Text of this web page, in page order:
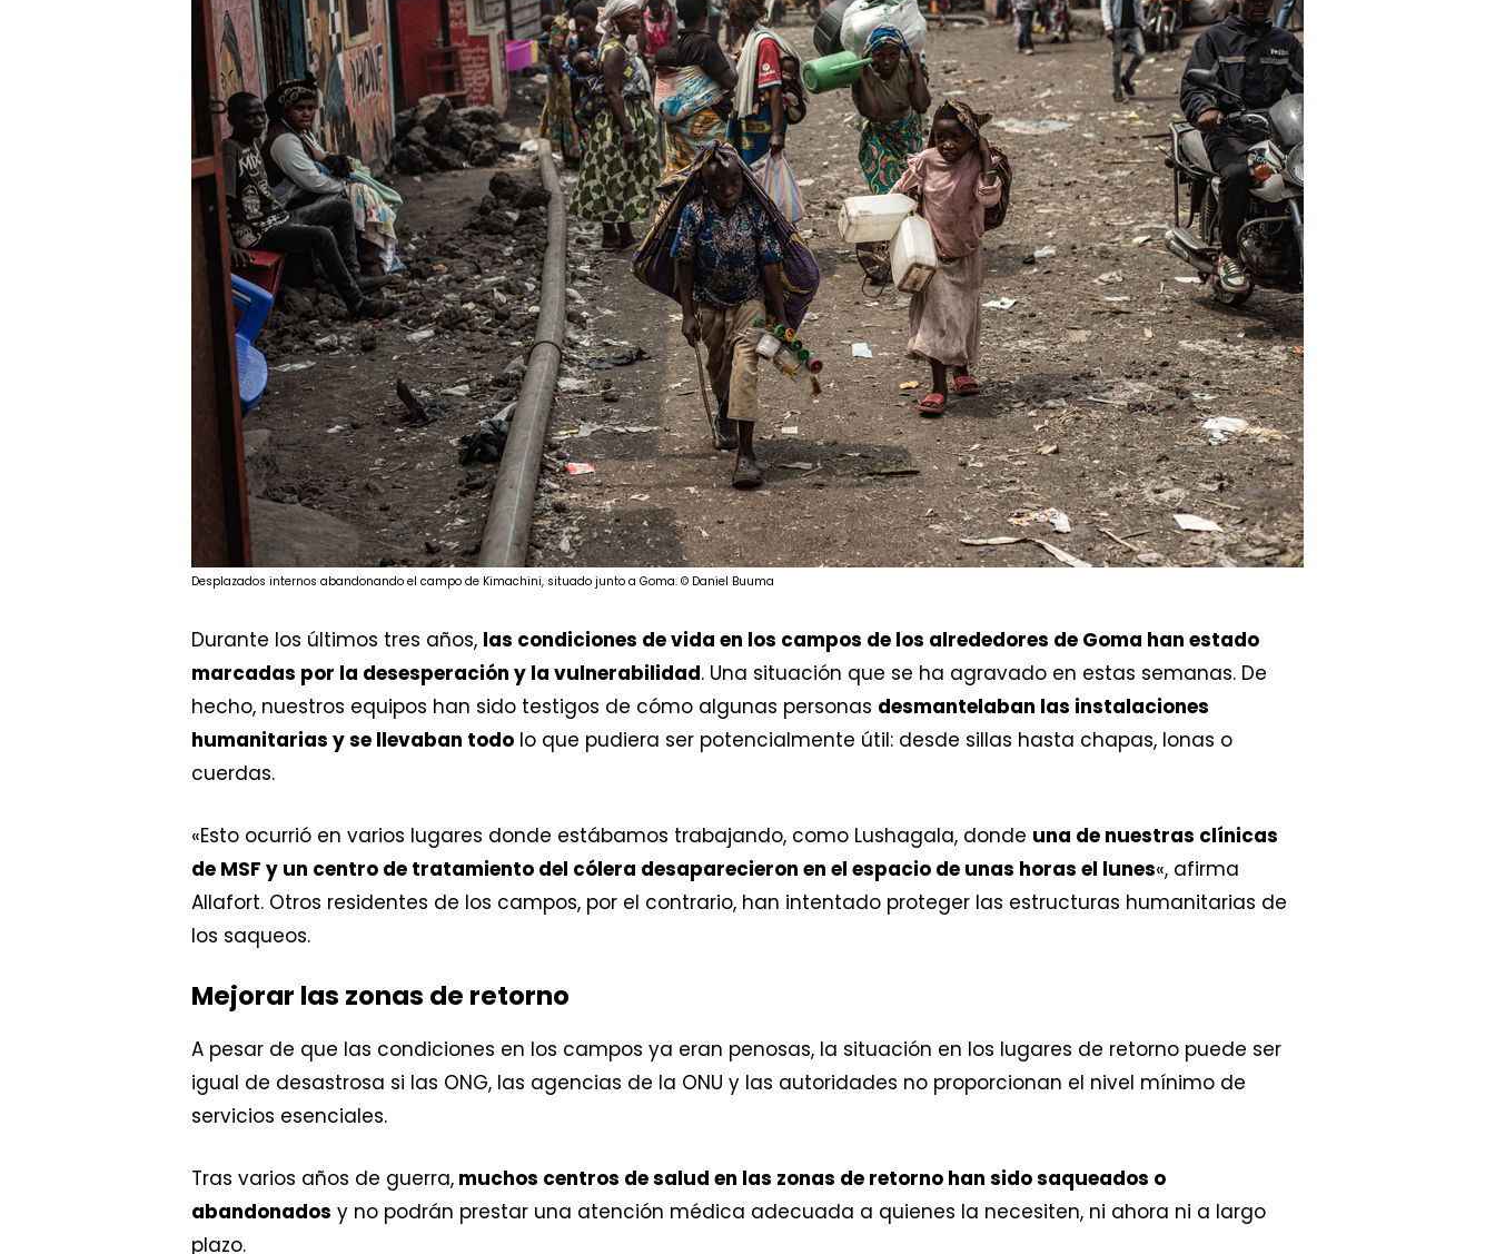
Desplazados internos abandonando el campo de Kimachini, situado junto a Goma. © Daniel Buuma
Durante los últimos tres años, las condiciones de vida en los campos de los alrededores de Goma han estado
marcadas por la desesperación y la vulnerabilidad. Una situación que se ha agravado en estas semanas. De
hecho, nuestros equipos han sido testigos de cómo algunas personas desmantelaban las instalaciones
humanitarias y se llevaban todo lo que pudiera ser potencialmente útil: desde sillas hasta chapas, lonas o
cuerdas.
«Esto ocurrió en varios lugares donde estábamos trabajando, como Lushagala, donde una de nuestras clínicas
de MSF y un centro de tratamiento del cólera desaparecieron en el espacio de unas horas el lunes«, afirma
Allafort. Otros residentes de los campos, por el contrario, han intentado proteger las estructuras humanitarias de
los saqueos.
Mejorar las zonas de retorno
A pesar de que las condiciones en los campos ya eran penosas, la situación en los lugares de retorno puede ser
igual de desastrosa si las ONG, las agencias de la ONU y las autoridades no proporcionan el nivel mínimo de
servicios esenciales.
Tras varios años de guerra, muchos centros de salud en las zonas de retorno han sido saqueados o
abandonados y no podrán prestar una atención médica adecuada a quienes la necesiten, ni ahora ni a largo
plazo. ​